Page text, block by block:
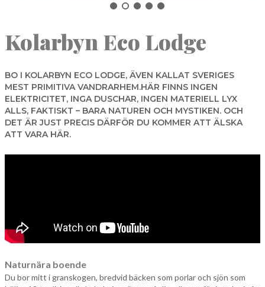
SALA
SKINNSKATTEBERG
SURAHAMMAR
VÄSTERÅS
Sök
Kolarbyn Eco Lodge
BO I KOLARBYN ECO LODGE, ÄVEN KALLAT SVERIGES
MEST PRIMITIVA VANDRARHEM.HÄR FINNS INGEN
ELEKTRICITET, INGA DUSCHAR, INGEN MATERIELL LYX
ALLS, FAKTISKT – BARA NATUREN OCH MYSTIKEN. OCH
DET ÄR JUST PRECIS DÄRFÖR DU KOMMER ATT ÄLSKA
ATT VARA HÄR.
Naturnära boende
Du bor mitt i granskogen, bredvid bäcken som porlar och sjön som